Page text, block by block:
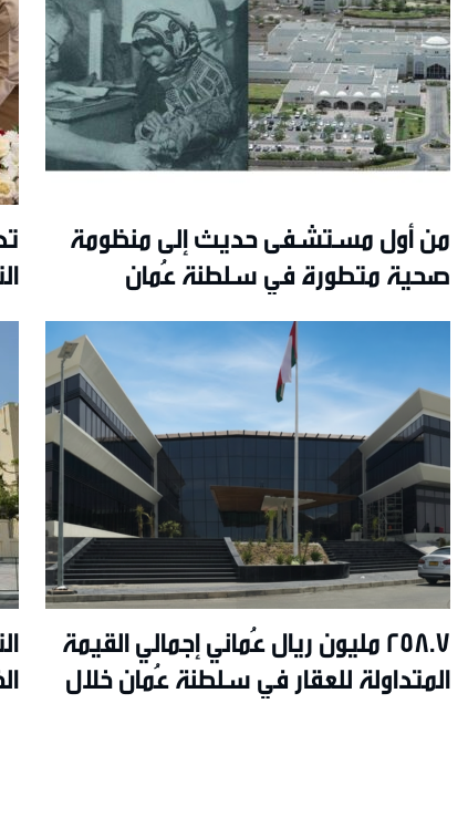
من أول مستشفى حديث إلى منظومة
صحية متطورة في سلطنة عُمان
258.7 مليون ريال عُماني إجمالي القيمة
المتداولة للعقار في سلطنة عُمان خلال